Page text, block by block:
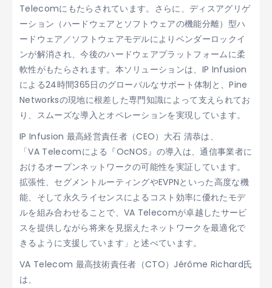
Telecomにもたらされています。さらに、ディスアグリゲ
ーション（ハードウェアとソフトウェアの機能分離）型ハ
ードウェア／ソフトウェアモデルによりベンダーロックイ
ンが解消され、今後のハードウェアプラットフォームに柔
軟性がもたらされます。本ソリューションは、IP Infusion
による24時間365日のグローバルなサポート体制と、Pine
Networksの現地に根差した専門知識によって支えられてお
り、スムーズな導入とオペレーションを実現しています。
IP Infusion 最高経営責任者（CEO）大石 清恭は、
「VA Telecomによる『OcNOS』の導入は、通信事業者に
おけるオープンネットワークの可能性を実証しています。
拡張性、セグメントルーティングやEVPNといった高度な機
能、そして永久ライセンスによるコスト効率に優れたモデ
ルを組み合わせることで、VA Telecomが卓越したサービ
スを提供しながら将来を見据えたネットワークを最適化で
きるように支援しています」と述べています。
VA Telecom 最高技術責任者（CTO）Jérôme Richard氏
は、